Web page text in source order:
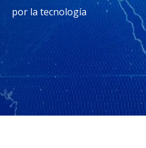
por la tecnología